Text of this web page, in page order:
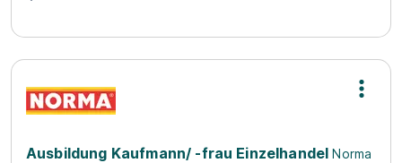
Ausbildung Kaufmann/ -frau Einzelhandel Norma